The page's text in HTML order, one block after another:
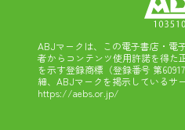
ABJマークは、この電子書店・電
者からコンテンツ使用許諾を得た
を示す登録商標（登録番号 第
細、ABJマークを掲示しているサ
https://aebs.or.jp/